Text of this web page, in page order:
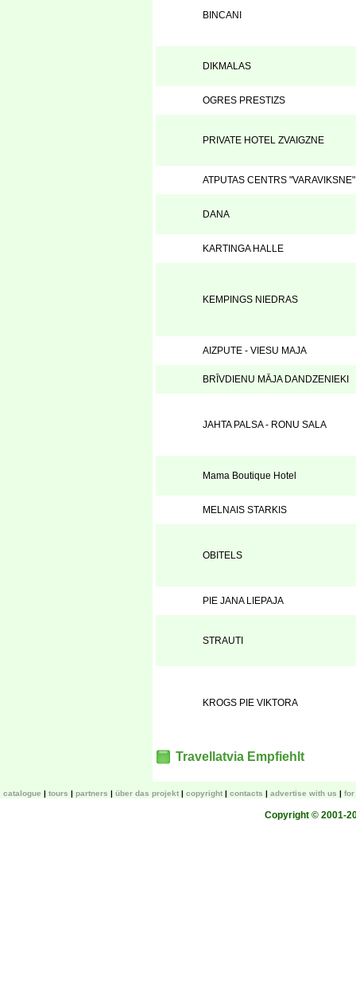
BINCANI
DIKMALAS
OGRES PRESTIZS
PRIVATE HOTEL ZVAIGZNE
ATPUTAS CENTRS "VARAVIKSNE"
DANA
KARTINGA HALLE
KEMPINGS NIEDRAS
AIZPUTE - VIESU MAJA
BRĪVDIENU MĀJA DANDZENIEKI
JAHTA PALSA - RONU SALA
Mama Boutique Hotel
MELNAIS STARKIS
OBITELS
PIE JANA LIEPAJA
STRAUTI
KROGS PIE VIKTORA
Travellatvia Empfiehlt
catalogue tours partners über das projekt copyright contacts advertise with us for
Copyright © 2001-